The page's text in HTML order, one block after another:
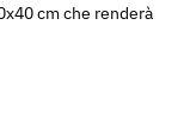
cm che renderà